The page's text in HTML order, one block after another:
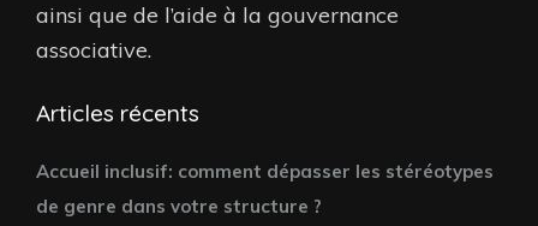
ainsi que de l’aide à la gouvernance
associative.
Articles récents
Accueil inclusif: comment dépasser les stéréotypes
de genre dans votre structure ?